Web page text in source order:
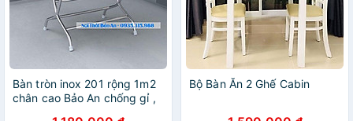
Bàn tròn inox 201 rộng 1m2
chân cao Bảo An chống gỉ ,
Bộ Bàn Ăn 2 Ghế Cabin